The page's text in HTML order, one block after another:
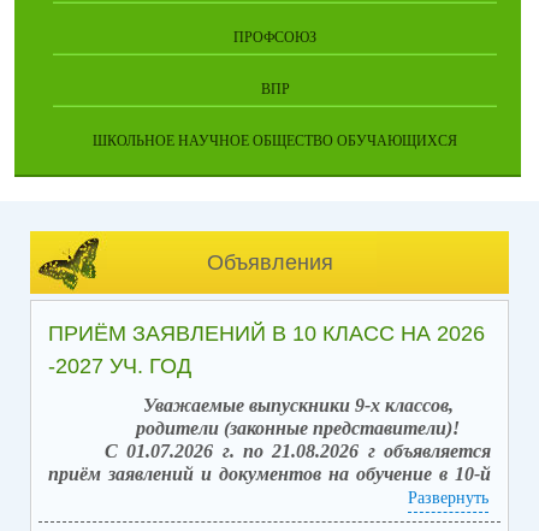
ПРОФСОЮЗ
ВПР
ШКОЛЬНОЕ НАУЧНОЕ ОБЩЕСТВО ОБУЧАЮЩИХСЯ
Объявления
ПРИЁМ ЗАЯВЛЕНИЙ В 10 КЛАСС НА 2026
-2027 УЧ. ГОД
Уважаемые выпускники 9-х классов,
родители (законные представители)!
С 01.07.2026 г. по 21.08.2026 г объявляется
приём заявлений и документов на обучение в 10-й
класс (после получения аттестата об основном
общем образовании).
Развернуть